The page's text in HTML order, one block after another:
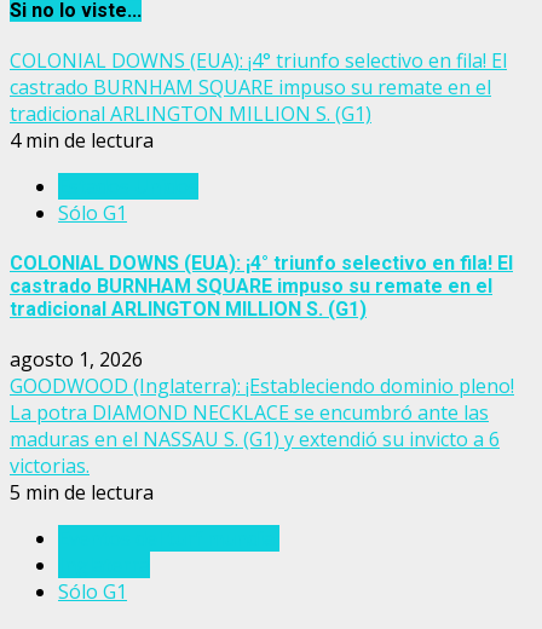
Si no lo viste...
COLONIAL DOWNS (EUA): ¡4° triunfo selectivo en fila! El
castrado BURNHAM SQUARE impuso su remate en el
tradicional ARLINGTON MILLION S. (G1)
4 min de lectura
Sólo G1
COLONIAL DOWNS (EUA): ¡4° triunfo selectivo en fila! El
castrado BURNHAM SQUARE impuso su remate en el
tradicional ARLINGTON MILLION S. (G1)
agosto 1, 2026
GOODWOOD (Inglaterra): ¡Estableciendo dominio pleno!
La potra DIAMOND NECKLACE se encumbró ante las
maduras en el NASSAU S. (G1) y extendió su invicto a 6
victorias.
5 min de lectura
Sólo G1